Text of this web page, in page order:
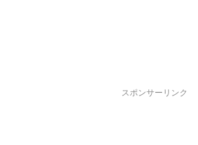
スポンサーリンク